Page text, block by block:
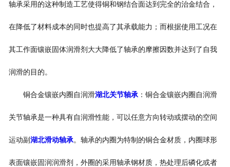
轴承采用的这种制造工艺使得铜和钢结合面达到完全的治金结合，
在降低了材料成本的同时也提高了其承载能力；而根据使用工况在
其工作面镶嵌固体润滑剂大大降低了轴承的摩擦因数并达到了自我
润滑的目的。
铜合金镶嵌内圈自润滑湖北关节轴承：铜合金镶嵌内圈自润滑
关节轴承是一种具有自润滑性能，可以任意方向转动或摆动的空间
运动副 湖北滑动轴承。轴承的内圈为特制的铜合金材质，内圈球形
表面镶嵌固润润滑剂，外圈的采用轴承钢材质，热处理后磷化或者